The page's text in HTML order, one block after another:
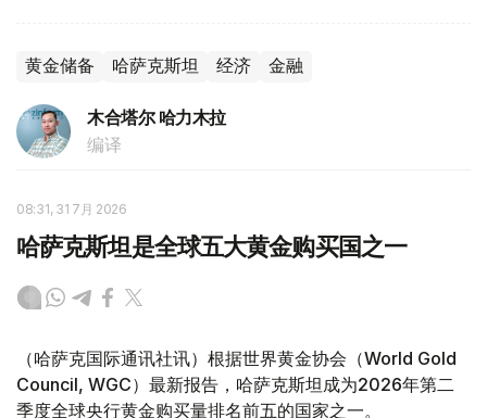
黄金储备 哈萨克斯坦 经济 金融
木合塔尔 哈力木拉
编译
08:31, 31 7月 2026
哈萨克斯坦是全球五大黄金购买国之一
（哈萨克国际通讯社讯）根据世界黄金协会（World Gold
Council, WGC）最新报告，哈萨克斯坦成为2026年第二
季度全球央行黄金购买量排名前五的国家之一。